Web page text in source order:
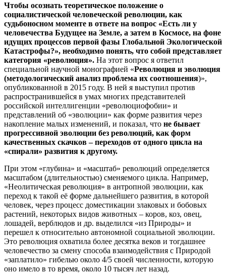
Чтобы осознать теоретическое положение о
социалистической человеческой революции, как
судьбоносном моменте в ответе на вопрос «Есть ли у
человечества Будущее на Земле, а затем в Космосе, на фоне
идущих процессов первой фазы Глобальной Экологической
Катастрофы?», необходимо понять, что собой представляет
категория «революция». На этот вопрос я ответил
специальной научной монографией «Революция и эволюция
(методологический анализ проблема их соотношения)»,
опубликованной в 2015 году. В ней я выступил против
распространившейся в умах многих представителей
российской интеллигенции «революциофобии» и
представлений об «эволюции» как форме развития через
накопление малых изменений, и показал, что не бывает
прогрессивной эволюции без революций, как форм
качественных скачков – переходов от одного цикла на
«спирали» развития к другому.
При этом «глубина» и «масштаб» революций определяется
масштабом (длительностью) сменяемого цикла. Например,
«Неолитическая революция» в антропной эволюции, как
переход к такой её форме дальнейшего развития, в которой
человек, через процесс доместикации злаковых и бобовых
растений, некоторых видов животных – коров, коз, овец,
лошадей, верблюдов и др. выделился «из Природы» и
перешел к относительно автономной социальной эволюции.
Это революция охватила более десятка веков и тогдашнее
человечество за смену способа взаимодействия с Природой
«заплатило» гибелью около 4/5 своей численности, которую
оно имело в то время, около 10 тысяч лет назад.